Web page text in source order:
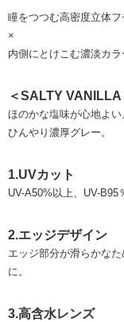
瞳をつつむ高密度立体フ
×
内側にとけこむ濃淡カラ
＜SALTY VANILLA
ほのかな塩味が心地よい
ひんやり濃厚グレー。
1.UVカット
UV-A50%以上、UV-B95
2.エッジデザイン
エッジ部分が滑らかな
に。
3.高含水レンズ